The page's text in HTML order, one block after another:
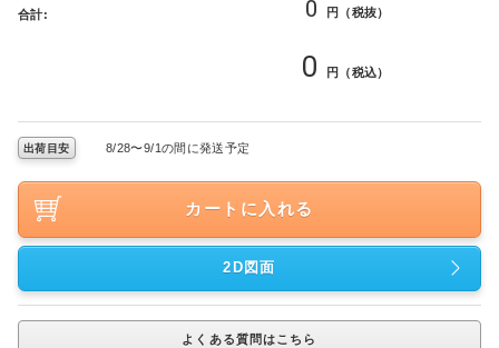
合計: 円（税抜）
円（税込）
出荷目安 8/28〜9/1の間に発送予定
カートに入れる
2D図面
よくある質問はこちら